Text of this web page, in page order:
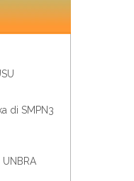
di SMPN3